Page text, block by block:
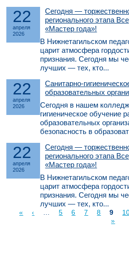
22
апреля
2026
Сегодня —
регионального этапа
«Мастер года»!
В Нижнетагильском
царит атмосфера
признания. Сегодня мы
лучших — тех, кто...
22
апреля
2026
Санитарно-
образовательных
Сегодня в нашем
гигиеническое обучение
образовательных
безопасность в
22
апреля
2026
Сегодня —
регионального этапа
«Мастер года»!
В Нижнетагильском
царит атмосфера
признания. Сегодня мы
лучших — тех, кто...
Страницы
« ‹ 5 6 7 8 9
»